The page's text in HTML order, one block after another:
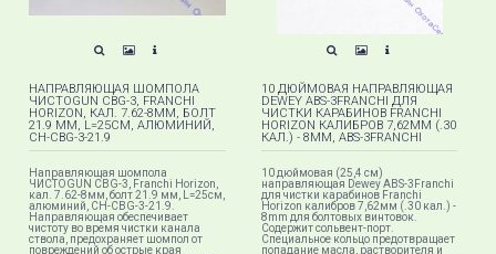
НАПРАВЛЯЮЩАЯ ШОМПОЛА
ЧИСТОGUN CBG-3, FRANCHI
HORIZON, КАЛ. 7.62-8ММ, БОЛТ
21.9 ММ, L=25СМ, АЛЮМИНИЙ,
CH-CBG-3-21.9
Направляющая шомпола
ЧИСТОGUN CBG-3, Franchi Horizon,
кал. 7.62-8мм, болт 21.9 мм, L=25см,
алюминий, CH-CBG-3-21.9.
Направляющая обеспечивает
чистоту во время чистки канала
ствола, предохраняет шомпол от
повреждений об острые края
10 ДЮЙМОВАЯ НАПРАВЛЯЮЩАЯ
DEWEY ABS-3FRANCHI ДЛЯ
ЧИСТКИ КАРАБИНОВ FRANCHI
HORIZON КАЛИБРОВ 7,62ММ (.30
КАЛ.) - 8MM, ABS-3FRANCHI
10 дюймовая (25,4 см)
направляющая Dewey ABS-3Franchi
для чистки карабинов Franchi
Horizon калибров 7,62мм (.30 кал.) -
8mm для болтовых винтовок.
Содержит сольвент-порт.
Специальное кольцо предотвращает
попадание масла, растворителя и